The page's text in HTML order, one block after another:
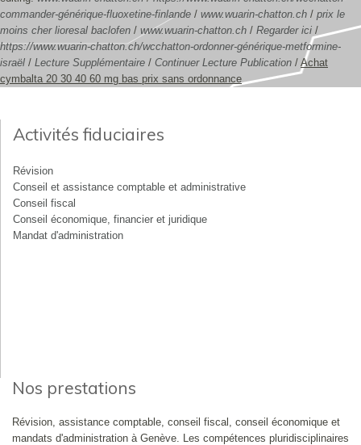
commander-générique-fluoxetine-finlande / www.wuarin-chatton.ch / prix le
moins cher lioresal baclofen / www.wuarin-chatton.ch / Regarder ici /
https://www.wuarin-chatton.ch/wcchatton-ordonner-générique-metformine-
israël / Lecture Supplémentaire / Continuer Lecture Publication / Achat
cymbalta 20 30 40 60 mg bas prix sans ordonnance
Activités fiduciaires
Révision
Conseil et assistance comptable et administrative
Conseil fiscal
Conseil économique, financier et juridique
Mandat d'administration
Nos prestations
Révision, assistance comptable, conseil fiscal, conseil économique et
mandats d'administration à Genève. Les compétences pluridisciplinaires